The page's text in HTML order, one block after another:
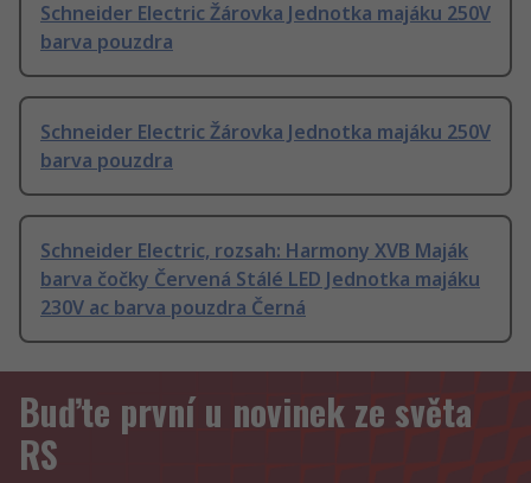
Schneider Electric Žárovka Jednotka majáku 250V
barva pouzdra
Schneider Electric Žárovka Jednotka majáku 250V
barva pouzdra
Schneider Electric, rozsah: Harmony XVB Maják
barva čočky Červená Stálé LED Jednotka majáku
230V ac barva pouzdra Černá
Buďte první u novinek ze světa
RS